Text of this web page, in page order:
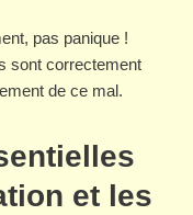
pas panique !
sont correctement
de ce mal.
et les